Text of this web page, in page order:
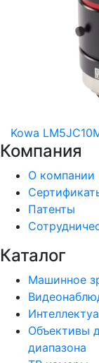
Kowa
Компания
О компании
Патенты
Каталог
Машинное
Объективы
диапазона